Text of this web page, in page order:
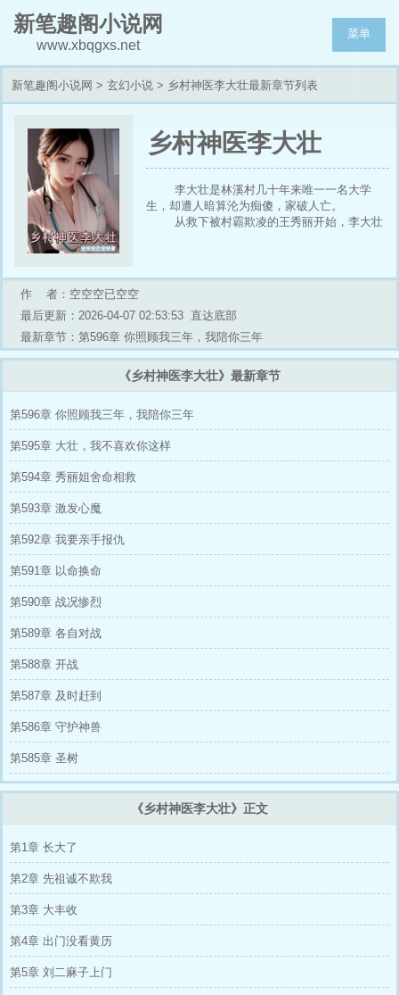
新笔趣阁小说网
www.xbqgxs.net
菜单
新笔趣阁小说网 > 玄幻小说 > 乡村神医李大壮最新章节列表
乡村神医李大壮
李大壮是林溪村几十年来唯一一名大学
生，却遭人暗算沦为痴傻，家破人亡。
从救下被村霸欺凌的王秀丽开始，李大壮
?《三清道法》?引天地灵气，修无上神
通！
《天星冰魄针》?掌生死玄机，一针活死
人，一针灭邪佞！
《无极天罡炼体术》?铸就金刚不坏之躯！
《龙象波若功》?力拔山河，拳镇乾坤！
?昔日被嘲 “傻子”，今日我乃神医圣手！
春！恶霸宵小？一拳轰飞！
的林溪村，再也藏不住这条苏醒的真龙！
作 者：空空空已空空
最后更新：2026-04-07 02:53:53 直达底部
最新章节：第596章 你照顾我三年，我陪你三年
《乡村神医李大壮》最新章节
第596章 你照顾我三年，我陪你三年
第595章 大壮，我不喜欢你这样
第594章 秀丽姐舍命相救
第593章 激发心魔
第592章 我要亲手报仇
第591章 以命换命
第590章 战况惨烈
第589章 各自对战
第588章 开战
第587章 及时赶到
第586章 守护神兽
第585章 圣树
《乡村神医李大壮》正文
第1章 长大了
第2章 先祖诚不欺我
第3章 大丰收
第4章 出门没看黄历
第5章 刘二麻子上门